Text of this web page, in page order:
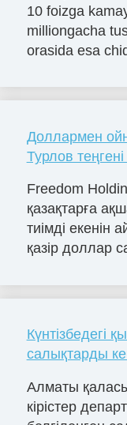
10 foizga
milliongacha
orasida esa
Доллармен
Турлов
Freedom
қазақтарға
тиімді екенін
қазір доллар
Күнтізбедегі
салықтарды
Алматы
кірістер